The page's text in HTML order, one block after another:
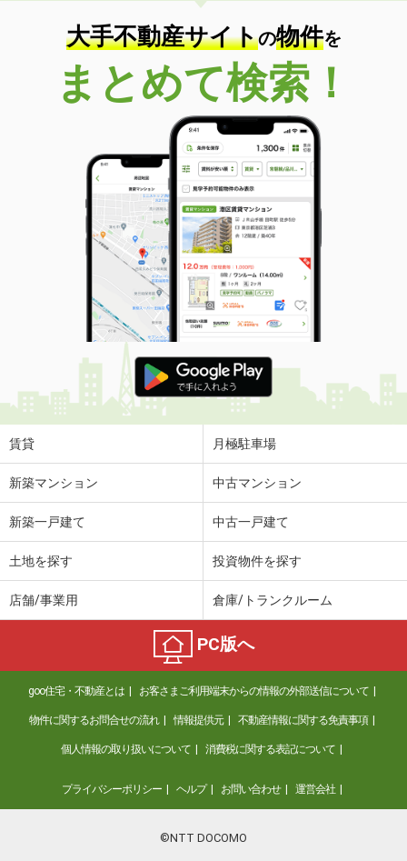
大手不動産サイトの物件を
まとめて検索！
賃貸 月極駐車場
新築マンション 中古マンション
新築一戸建て 中古一戸建て
土地を探す 投資物件を探す
店舗/事業用 倉庫/トランクルーム
PC版へ
goo住宅・不動産とは お客さまご利用端末からの情報の外部送信について
物件に関するお問合せの流れ 情報提供元 不動産情報に関する免責事項
個人情報の取り扱いについて 消費税に関する表記について
プライバシーポリシー ヘルプ お問い合わせ 運営会社
©NTT DOCOMO